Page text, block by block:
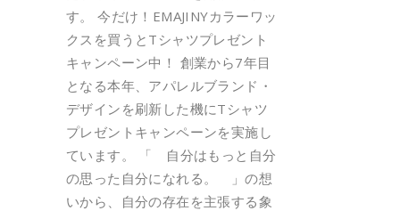
す。 今だけ！EMAJINYカラーワッ
クスを買うとTシャツプレゼント
キャンペーン中！ 創業から7年目
となる本年、アパレルブランド・
デザインを刷新した機にTシャツ
プレゼントキャンペーンを実施し
ています。 「 自分はもっと自分
の思った自分になれる。 」の想
いから、自分の存在を主張する象